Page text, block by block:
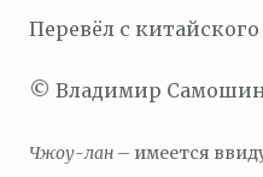
Перевёл с
© Владимир Самошин,
Чжоу-лан – имеется